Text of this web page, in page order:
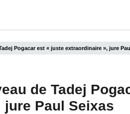
Pogacar est « juste extraordinaire », jure
de Tadej
Paul Seixas